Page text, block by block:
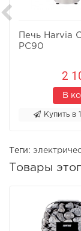
Печь Harvia
PC90
2
В
Купить в
Теги:
Товары